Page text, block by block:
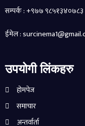
सम्पर्क : +९७७ ९८५१३४०७८३
ईमेल :
उपयोगी लिंकहरु
होमपेज
समाचार
अन्तर्वार्ता